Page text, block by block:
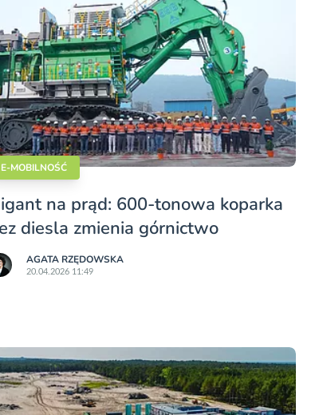
E-MOBILNOŚĆ
na prąd: 600-tonowa koparka
diesla zmienia górnictwo
AGATA RZĘDOWSKA
20.04.2026 11:49